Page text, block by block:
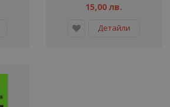
15,00 лв.
Детайли